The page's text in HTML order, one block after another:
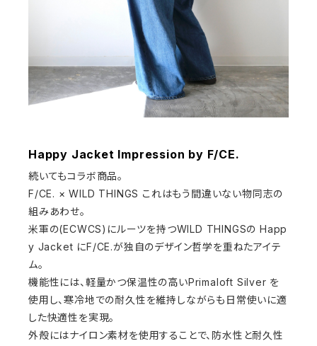
Happy Jacket Impression by F/CE.
続いてもコラボ商品。
F/CE. × WILD THINGS これはもう間違いない物同志の
組みあわせ。
米軍の(ECWCS)にルーツを持つWILD THINGSの Happ
y Jacket にF/CE.が独自のデザイン哲学を重ねたアイテ
ム。
機能性には、軽量かつ保温性の高いPrimaloft Silver を
使用し、寒冷地での耐久性を維持しながらも日常使いに適
した快適性を実現。
外殻にはナイロン素材を使用することで、防水性と耐久性